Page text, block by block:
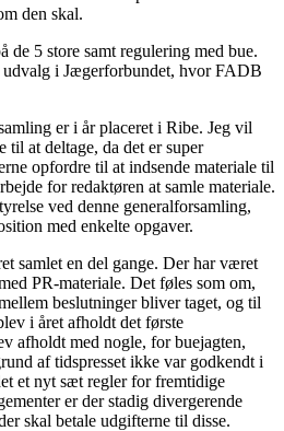
den skal.
de 5 store samt regulering med bue.
udvalg i Jægerforbundet, hvor FADB
er i år placeret i Ribe. Jeg vil
til at deltage, da det er super
opfordre til at indsende materiale til
for redaktøren at samle materiale.
ved denne generalforsamling,
med enkelte opgaver.
samlet en del gange. Der har været
PR-materiale. Det føles som om,
beslutninger bliver taget, og til
i året afholdt det første
afholdt med nogle, for buejagten,
af tidspresset ikke var godkendt i
et nyt sæt regler for fremtidige
er der stadig divergerende
skal betale udgifterne til disse.